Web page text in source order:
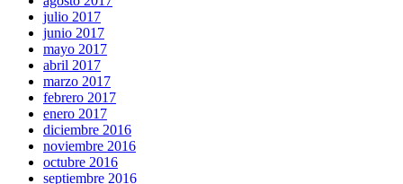
julio 2017
junio 2017
mayo 2017
abril 2017
marzo 2017
febrero 2017
enero 2017
diciembre 2016
noviembre 2016
octubre 2016
septiembre 2016